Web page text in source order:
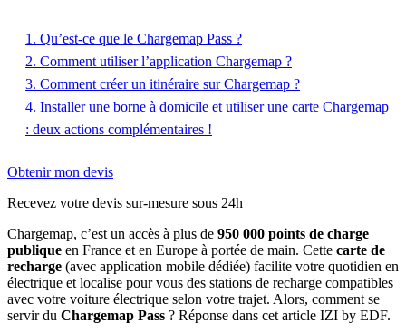
1. Qu’est-ce que le Chargemap Pass ?
2. Comment utiliser l’application Chargemap ?
3. Comment créer un itinéraire sur Chargemap ?
4. Installer une borne à domicile et utiliser une carte Chargemap
: deux actions complémentaires !
Obtenir mon devis
Recevez votre devis sur-mesure sous 24h
Chargemap, c’est un accès à plus de 950 000 points de charge
publique en France et en Europe à portée de main. Cette carte de
recharge (avec application mobile dédiée) facilite votre quotidien en
électrique et localise pour vous des stations de recharge compatibles
avec votre voiture électrique selon votre trajet. Alors, comment se
servir du Chargemap Pass ? Réponse dans cet article IZI by EDF.